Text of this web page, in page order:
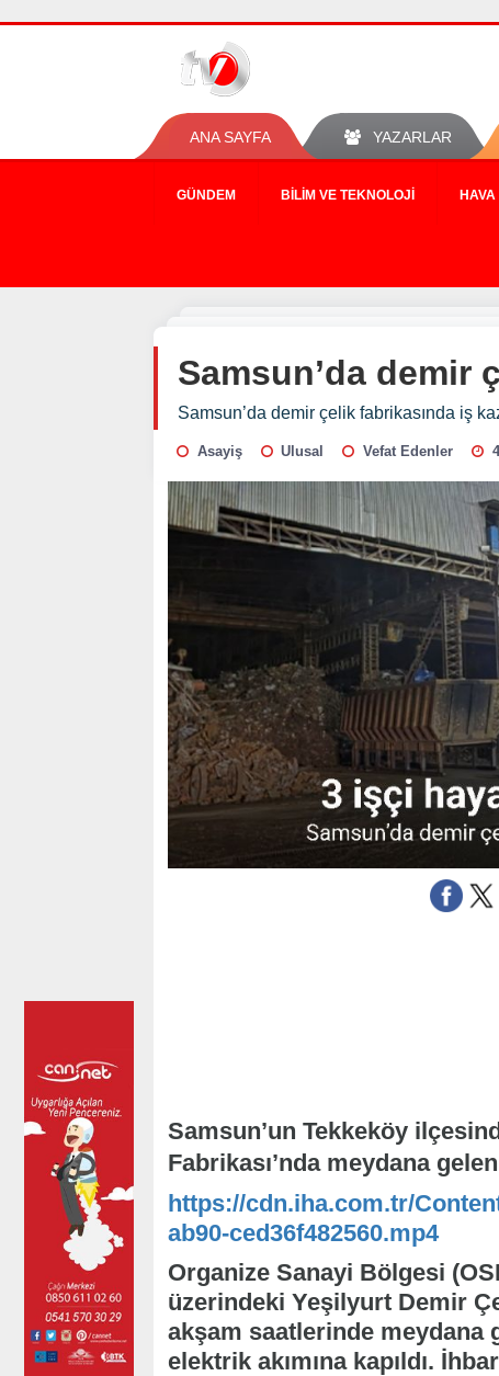
ANA SAYFA YAZARLAR
GÜNDEM BILIM VE TEKNOLOJI
Samsun’da demir
Samsun’da demir çelik fabrikasında iş
Asayiş Ulusal Vefat Edenler
Samsun’un Tekkeköy
Fabrikası’nda meydana
https://cdn.iha.com.tr/
ab90-ced36f482560.mp4
Organize Sanayi Bölgesi
üzerindeki Yeşilyurt Demir
akşam saatlerinde meydana
elektrik akımına kapıldı.